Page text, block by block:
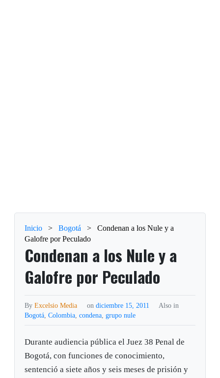
Inicio > Bogotá >
Condenan a los Nule y a
Galofre por Peculado
Condenan a los Nule y a
Galofre por Peculado
ByExcelsio Media on diciembre 15, 2011
Also in
Bogotá,Colombia,condena,grupo nule
Durante audiencia pública el Juez 38 Penal de
Bogotá, con funciones de conocimiento,
sentenció a siete años y seis meses de prisión y